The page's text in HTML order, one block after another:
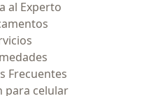
al Experto
Frecuentes
para celular